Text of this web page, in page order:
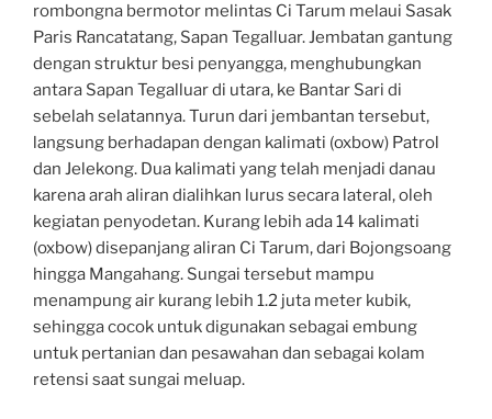
rombongna bermotor melintas Ci Tarum melaui Sasak
Paris Rancatatang, Sapan Tegalluar. Jembatan gantung
dengan struktur besi penyangga, menghubungkan
antara Sapan Tegalluar di utara, ke Bantar Sari di
sebelah selatannya. Turun dari jembantan tersebut,
langsung berhadapan dengan kalimati (oxbow) Patrol
dan Jelekong. Dua kalimati yang telah menjadi danau
karena arah aliran dialihkan lurus secara lateral, oleh
kegiatan penyodetan. Kurang lebih ada 14 kalimati
(oxbow) disepanjang aliran Ci Tarum, dari Bojongsoang
hingga Mangahang. Sungai tersebut mampu
menampung air kurang lebih 1.2 juta meter kubik,
sehingga cocok untuk digunakan sebagai embung
untuk pertanian dan pesawahan dan sebagai kolam
retensi saat sungai meluap.